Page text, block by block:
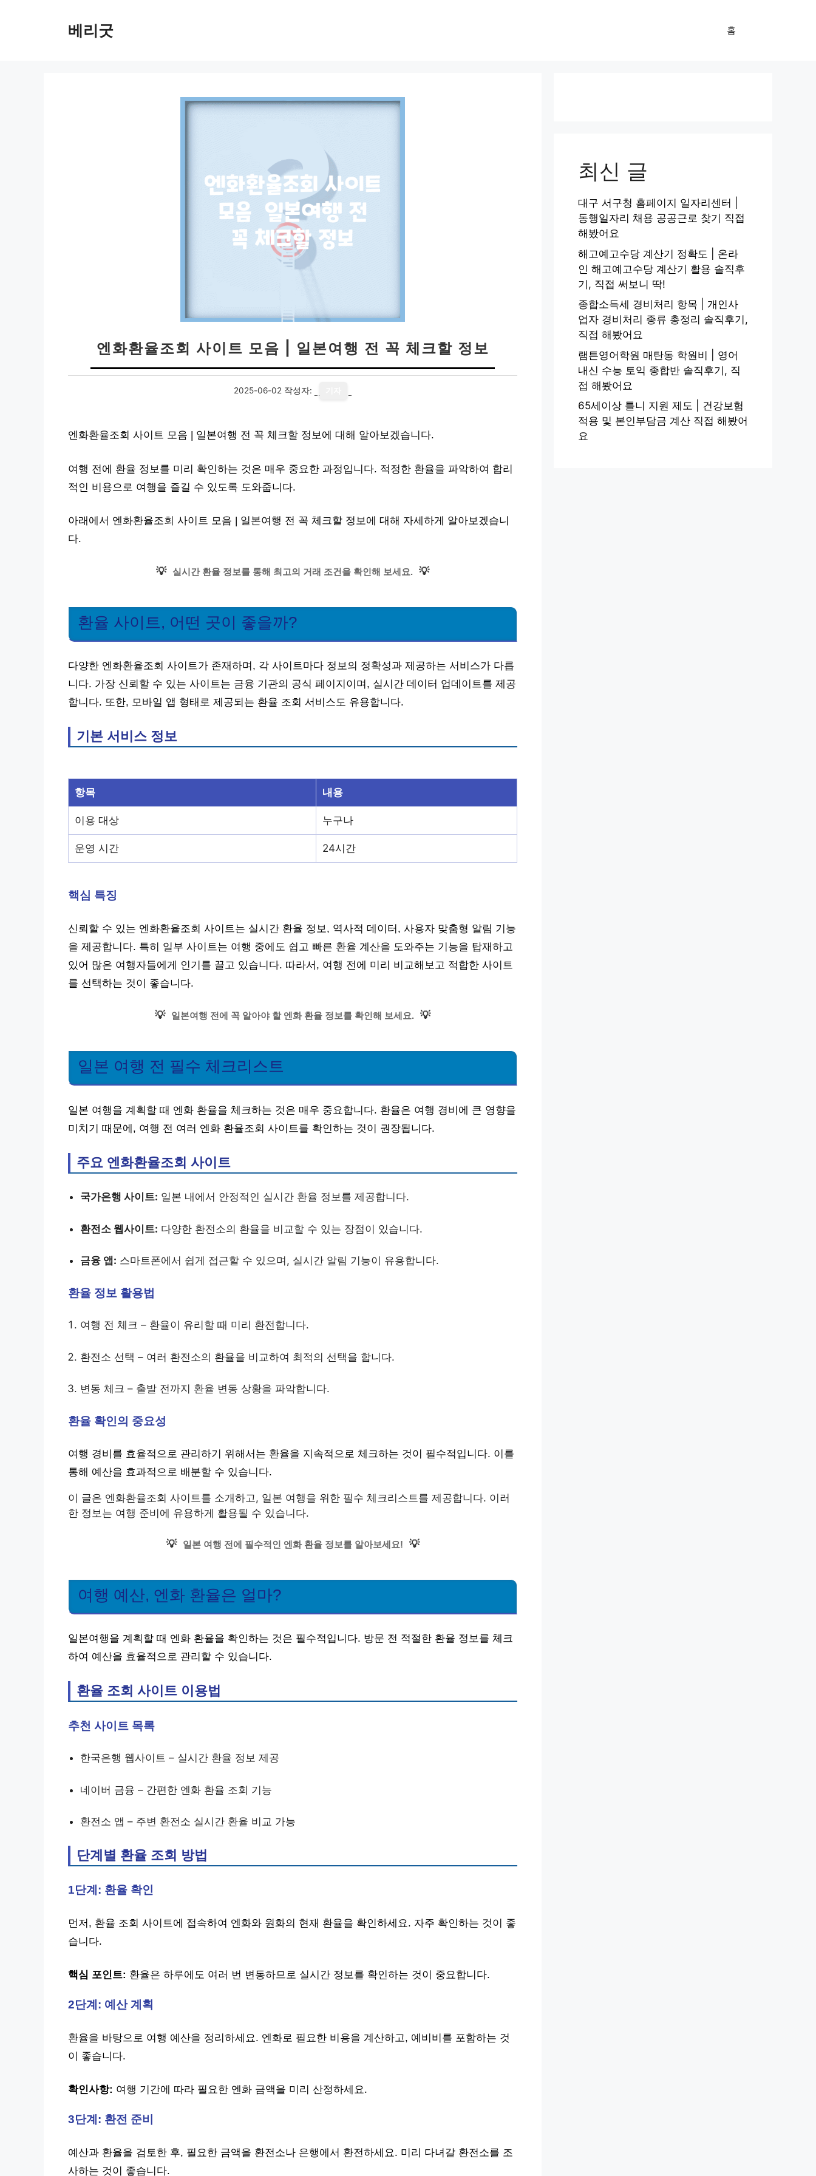
베리굿 홈
엔화환율조회 사이트 모음 | 일본여행 전 꼭 체크할 정보
2025-06-02 작성자:
엔화환율조회 사이트 모음 | 일본여행 전 꼭 체크할 정보에 대해 알아보겠습니다.
여행 전에 환율 정보를 미리 확인하는 것은 매우 중요한 과정입니다. 적정한 환율을 파악하여 합리
적인 비용으로 여행을 즐길 수 있도록 도와줍니다.
아래에서 엔화환율조회 사이트 모음 | 일본여행 전 꼭 체크할 정보에 대해 자세하게 알아보겠습니
다.
💡 실시간 환율 정보를 통해 최고의 거래 조건을 확인해 보세요. 💡
환율 사이트, 어떤 곳이 좋을까?
다양한 엔화환율조회 사이트가 존재하며, 각 사이트마다 정보의 정확성과 제공하는 서비스가 다릅
니다. 가장 신뢰할 수 있는 사이트는 금융 기관의 공식 페이지이며, 실시간 데이터 업데이트를 제공
합니다. 또한, 모바일 앱 형태로 제공되는 환율 조회 서비스도 유용합니다.
기본 서비스 정보
항목 내용
이용 대상 누구나
운영 시간 24시간
핵심 특징
신뢰할 수 있는 엔화환율조회 사이트는 실시간 환율 정보, 역사적 데이터, 사용자 맞춤형 알림 기능
을 제공합니다. 특히 일부 사이트는 여행 중에도 쉽고 빠른 환율 계산을 도와주는 기능을 탑재하고
있어 많은 여행자들에게 인기를 끌고 있습니다. 따라서, 여행 전에 미리 비교해보고 적합한 사이트
를 선택하는 것이 좋습니다.
💡 일본여행 전에 꼭 알아야 할 엔화 환율 정보를 확인해 보세요. 💡
일본 여행 전 필수 체크리스트
일본 여행을 계획할 때 엔화 환율을 체크하는 것은 매우 중요합니다. 환율은 여행 경비에 큰 영향을
미치기 때문에, 여행 전 여러 엔화 환율조회 사이트를 확인하는 것이 권장됩니다.
주요 엔화환율조회 사이트
국가은행 사이트: 일본 내에서 안정적인 실시간 환율 정보를 제공합니다.
환전소 웹사이트: 다양한 환전소의 환율을 비교할 수 있는 장점이 있습니다.
금융 앱: 스마트폰에서 쉽게 접근할 수 있으며, 실시간 알림 기능이 유용합니다.
환율 정보 활용법
여행 전 체크 – 환율이 유리할 때 미리 환전합니다.
환전소 선택 – 여러 환전소의 환율을 비교하여 최적의 선택을 합니다.
변동 체크 – 출발 전까지 환율 변동 상황을 파악합니다.
환율 확인의 중요성
여행 경비를 효율적으로 관리하기 위해서는 환율을 지속적으로 체크하는 것이 필수적입니다. 이를
통해 예산을 효과적으로 배분할 수 있습니다.
이 글은 엔화환율조회 사이트를 소개하고, 일본 여행을 위한 필수 체크리스트를 제공합니다. 이러
한 정보는 여행 준비에 유용하게 활용될 수 있습니다.
💡 일본 여행 전에 필수적인 엔화 환율 정보를 알아보세요! 💡
여행 예산, 엔화 환율은 얼마?
일본여행을 계획할 때 엔화 환율을 확인하는 것은 필수적입니다. 방문 전 적절한 환율 정보를 체크
하여 예산을 효율적으로 관리할 수 있습니다.
환율 조회 사이트 이용법
추천 사이트 목록
한국은행 웹사이트 – 실시간 환율 정보 제공
네이버 금융 – 간편한 엔화 환율 조회 기능
환전소 앱 – 주변 환전소 실시간 환율 비교 가능
단계별 환율 조회 방법
1단계: 환율 확인
먼저, 환율 조회 사이트에 접속하여 엔화와 원화의 현재 환율을 확인하세요. 자주 확인하는 것이 좋
습니다.
핵심 포인트: 환율은 하루에도 여러 번 변동하므로 실시간 정보를 확인하는 것이 중요합니다.
2단계: 예산 계획
환율을 바탕으로 여행 예산을 정리하세요. 엔화로 필요한 비용을 계산하고, 예비비를 포함하는 것
이 좋습니다.
확인사항: 여행 기간에 따라 필요한 엔화 금액을 미리 산정하세요.
3단계: 환전 준비
예산과 환율을 검토한 후, 필요한 금액을 환전소나 은행에서 환전하세요. 미리 다녀갈 환전소를 조
사하는 것이 좋습니다.
최신 글
대구 서구청 홈페이지 일자리센터 |
동행일자리 채용 공공근로 찾기 직접
해봤어요
해고예고수당 계산기 정확도 | 온라
인 해고예고수당 계산기 활용 솔직후
기, 직접 써보니 딱!
종합소득세 경비처리 항목 | 개인사
업자 경비처리 종류 총정리 솔직후기,
직접 해봤어요
램튼영어학원 매탄동 학원비 | 영어
내신 수능 토익 종합반 솔직후기, 직
접 해봤어요
65세이상 틀니 지원 제도 | 건강보험
적용 및 본인부담금 계산 직접 해봤어
요